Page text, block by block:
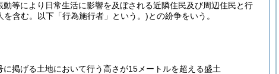
等により日常生活に影響を及ぼされる近隣住民及び周辺住民と行
を含む。以下「行為施行者」という。)との紛争をいう。
に掲げる土地において行う高さが15メートルを超える盛土